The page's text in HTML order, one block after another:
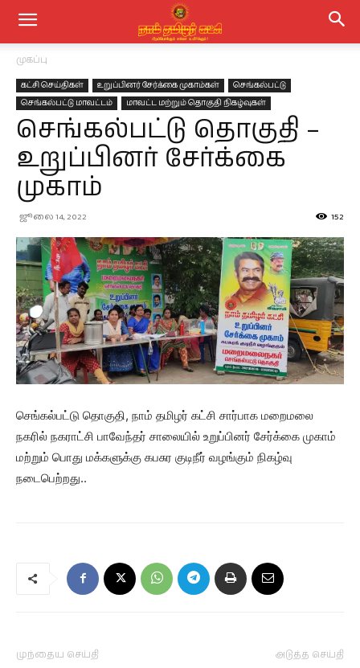
முகப்பு
கட்சி செய்திகள் உறுப்பினர் சேர்க்கை முகாம்கள்
செங்கல்பட்டு
செங்கல்பட்டு மாவட்டம்
மாவட்ட மற்றும் தொகுதி நிகழ்வுகள்
செங்கல்பட்டு தொகுதி –
உறுப்பினர் சேர்க்கை
முகாம்
ஜூலை 14, 2022 152
செங்கல்பட்டு தொகுதி, நாம் தமிழர் கட்சி சார்பாக மறைமலை
நகரில் நகராட்சி பாவேந்தர் சாலையில் உறுப்பினர் சேர்க்கை முகாம்
மற்றும் பொது மக்களுக்கு கபசுர குடிநீர் வழங்கும் நிகழ்வு
நடைபெற்றது..
முந்தைய செய்தி அடுத்த செய்தி